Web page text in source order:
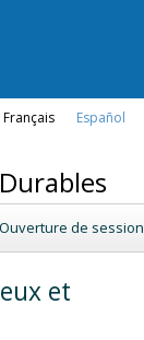
Français Español
Ouverture de session
et